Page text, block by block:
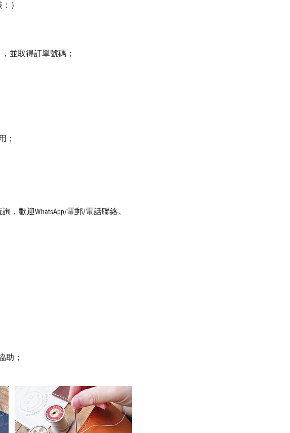
）
並取得訂單號碼；
；
歡迎WhatsApp/電郵/電話聯絡。